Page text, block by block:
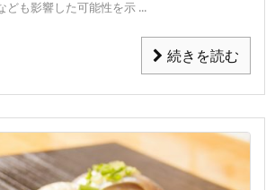
ども影響した可能性を示 ...
続きを読む